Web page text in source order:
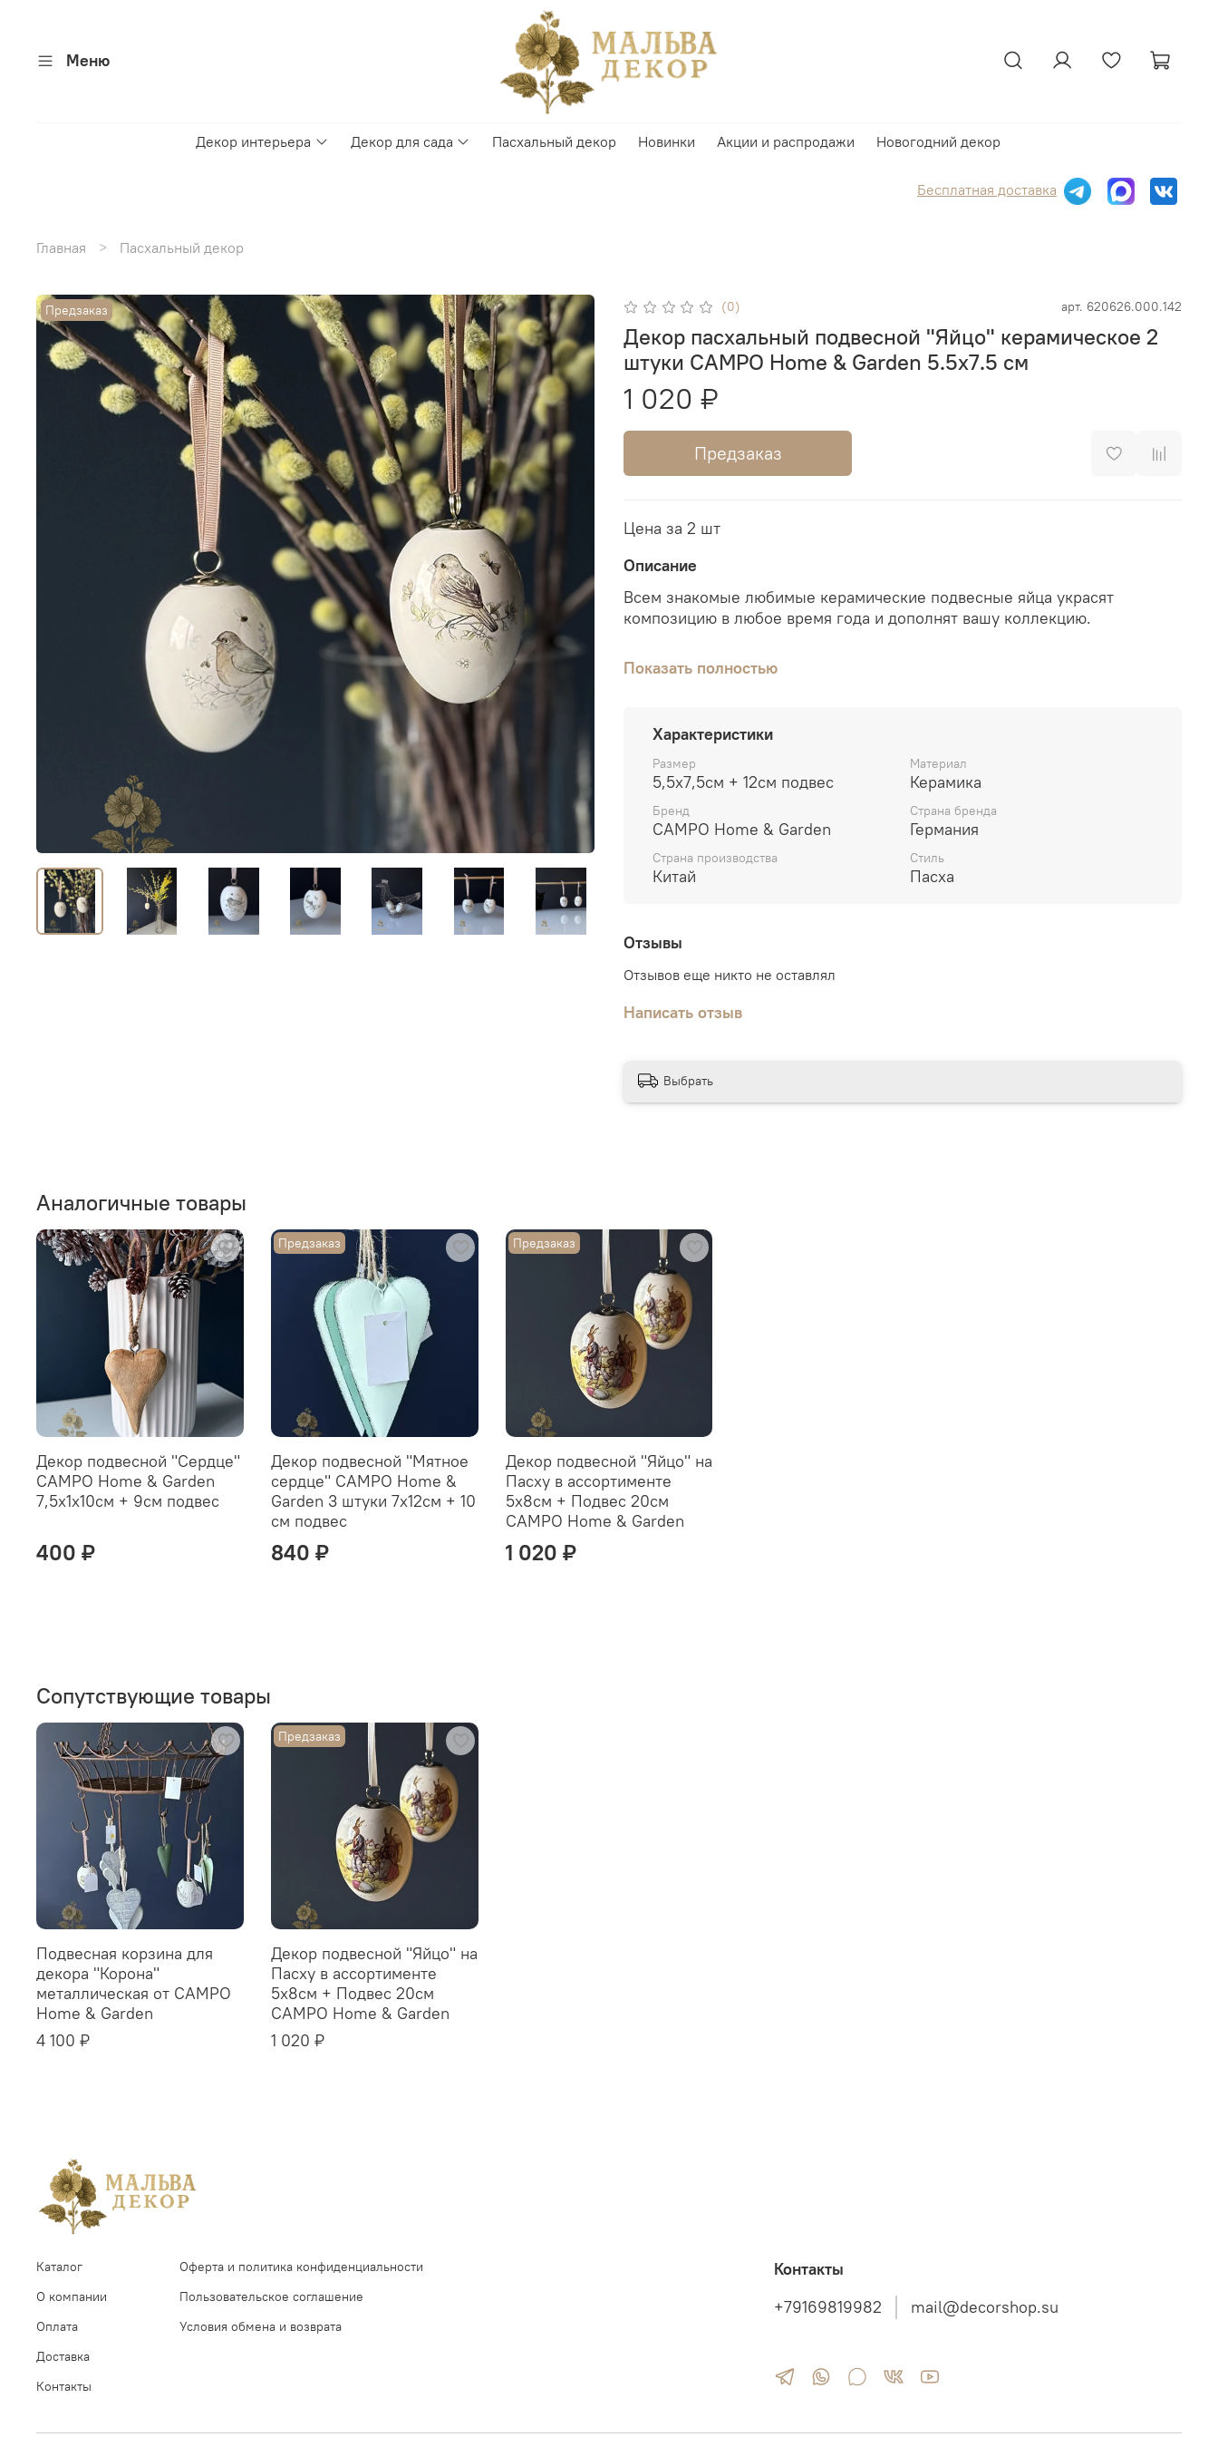
Меню
Декор интерьера Декор для сада Пасхальный декор Новинки Акции и распродажи Новогодний декор
Бесплатная доставка
Главная Пасхальный декор
Предзаказ (0) арт. 620626.000.142
Декор пасхальный подвесной "Яйцо" керамическое 2
штуки CAMPO Home & Garden 5.5x7.5 см
1 020 ₽
Предзаказ
Цена за 2 шт
Описание
Всем знакомые любимые керамические подвесные яйца украсят
композицию в любое время года и дополнят вашу коллекцию.
безопасно подвесить фигуру.
Показать полностью
Характеристики
Размер
5,5x7,5см + 12см подвес
Материал
Керамика
Бренд
CAMPO Home & Garden
Страна бренда
Германия
Страна производства
Китай
Стиль
Пасха
Отзывы
Отзывов еще никто не оставлял
Написать отзыв
Выбрать
Аналогичные товары
Декор подвесной "Сердце"
CAMPO Home & Garden
7,5x1x10см + 9см подвес
400 ₽
Предзаказ
Декор подвесной "Мятное
сердце" CAMPO Home &
Garden 3 штуки 7x12см + 10
см подвес
840 ₽
Предзаказ
Декор подвесной "Яйцо" на
Пасху в ассортименте
5x8см + Подвес 20см
CAMPO Home & Garden
1 020 ₽
Сопутствующие товары
Подвесная корзина для
декора "Корона"
металлическая от CAMPO
Home & Garden
4 100 ₽
Предзаказ
Декор подвесной "Яйцо" на
Пасху в ассортименте
5x8см + Подвес 20см
CAMPO Home & Garden
1 020 ₽
Каталог
О компании
Оплата
Доставка
Контакты
Оферта и политика конфиденциальности
Пользовательское соглашение
Условия обмена и возврата
Контакты
+79169819982
mail@decorshop.su